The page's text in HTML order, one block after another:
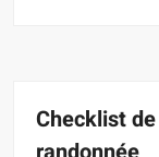
Checklist